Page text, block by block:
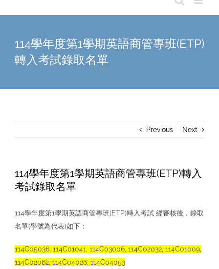
114學年度第1學期英語商管專班(ETP)
轉入考試錄取名單
Previous Next
114學年度第1學期英語商管專班(ETP)轉入
考試錄取名單
114學年度第1學期英語商管專班(ETP)轉入考試 經審核後，錄取
名單(學號為代表)如下：
114C05036, 114C01041, 114C03006, 114C02032, 114C01009,
114C02062, 114C04026, 114C04053